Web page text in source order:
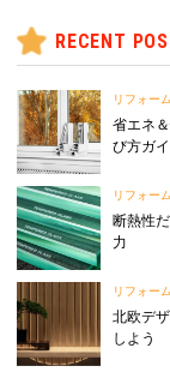
RECENT
リフォーム
省エネ
び方ガ
リフォーム
断熱性
力
リフォーム
北欧デ
しよう